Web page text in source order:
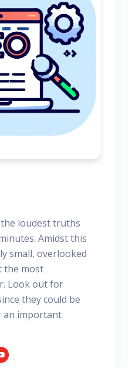
loudest truths
Amidst this
small, overlooked
the most
Look out for
they could be
an important